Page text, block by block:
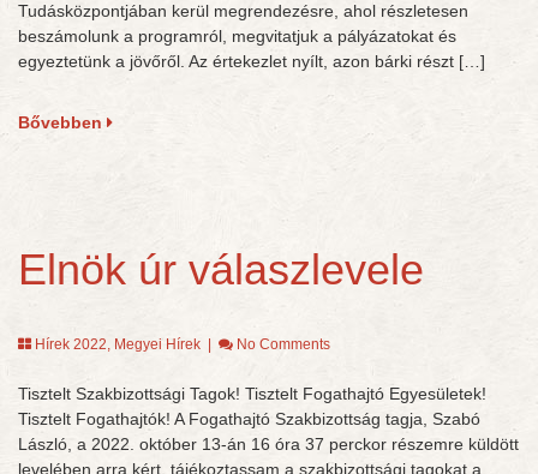
Tudásközpontjában kerül megrendezésre, ahol részletesen
beszámolunk a programról, megvitatjuk a pályázatokat és
egyeztetünk a jövőről. Az értekezlet nyílt, azon bárki részt […]
Bővebben
Elnök úr válaszlevele
Hírek 2022, Megyei Hírek No Comments
Tisztelt Szakbizottsági Tagok! Tisztelt Fogathajtó Egyesületek!
Tisztelt Fogathajtók! A Fogathajtó Szakbizottság tagja, Szabó
László, a 2022. október 13-án 16 óra 37 perckor részemre küldött
levelében arra kért, tájékoztassam a szakbizottsági tagokat a